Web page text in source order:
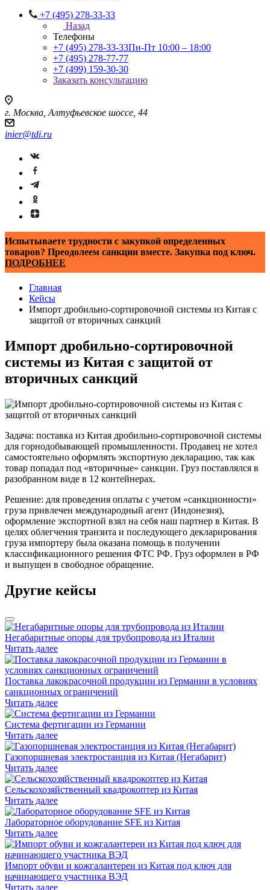
+7 (495) 278-33-33
Назад
Телефоны
+7 (495) 278-33-33Пн-Пт 10:00 – 18:00
+7 (495) 278-77-77
+7 (499) 159-30-30
Заказать консультацию
г. Москва, Алтуфьевское шоссе, 44
inier@tdi.ru
Испытываете трудности с закупкой определенных
товаров? Преодолеем санкции вместе. Закупка под ключ.
ПОДРОБНЕЕ
Главная
Кейсы
Импорт дробильно-сортировочной системы из Китая с
защитой от вторичных санкций
Импорт дробильно-сортировочной
системы из Китая с защитой от
вторичных санкций
Задача: поставка из Китая дробильно-сортировочной системы
для горнодобывающей промышленности. Продавец не хотел
самостоятельно оформлять экспортную декларацию, так как
товар попадал под «вторичные» санкции. Груз поставлялся в
разобранном виде в 12 контейнерах.
Решение: для проведения оплаты с учетом «санкционности»
груза привлечен международный агент (Индонезия),
оформление экспортной взял на себя наш партнер в Китая. В
целях облегчения транзита и последующего декларирования
груза импортеру была оказана помощь в получении
классификационного решения ФТС РФ. Груз оформлен в РФ
и выпущен в свободное обращение.
Другие кейсы
Негабаритные опоры для трубопровода из Италии
Читать далее
Поставка лакокрасочной продукции из Германии в условиях
санкционных ограничений
Читать далее
Система фертигации из Германии
Читать далее
Газопоршневая электростанция из Китая (Негабарит)
Читать далее
Сельскохозяйственный квадрокоптер из Китая
Читать далее
Лабораторное оборудование SFE из Китая
Читать далее
Импорт обуви и кожгалантереи из Китая под ключ для
начинающего участника ВЭД
Читать далее